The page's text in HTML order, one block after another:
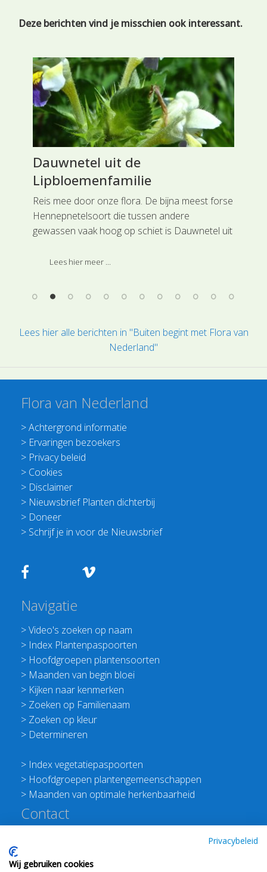
Deze berichten vind je misschien ook interessant.
Dauwnetel uit de
Lipbloemenfamilie
Reis mee door onze flora. De bijna meest forse
Hennepnetelsoort die tussen andere
gewassen vaak hoog op schiet is Dauwnetel uit
Lees hier meer ...
Lees hier alle berichten in "Buiten begint met Flora van
Nederland"
Flora van Nederland
>Achtergrond informatie
> Ervaringen bezoekers
> Privacy beleid
> Cookies
> Disclaimer
> Nieuwsbrief Planten dichterbij
> Doneer
> Schrijf je in voor de Nieuwsbrief
Navigatie
>Video's zoeken op naam
> Index Plantenpaspoorten
> Hoofdgroepen plantensoorten
> Maanden van begin bloei
> Kijken naar kenmerken
> Zoeken op Familienaam
> Zoeken op kleur
> Determineren
> Index vegetatiepaspoorten
> Hoofdgroepen plantengemeenschappen
> Maanden van optimale herkenbaarheid
Contact
E:info@floravannederland.nl
Privacybeleid
Wij gebruiken cookies